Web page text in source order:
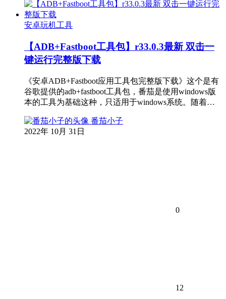
安卓玩机工具
【ADB+Fastboot工具包】r33.0.3最新 双击一
键运行完整版下载
《安卓ADB+Fastboot应用工具包完整版下载》这个是有
谷歌提供的adb+fastboot工具包，番茄是使用windows版
本的工具为基础这种，只适用于windows系统。随着…
番茄小子
2022年 10月 31日
0
12